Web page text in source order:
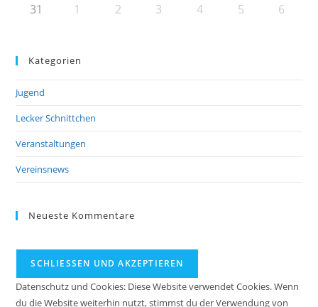
31 1 2 3 4 5 6
Kategorien
Jugend
Lecker Schnittchen
Veranstaltungen
Vereinsnews
Neueste Kommentare
Datenschutz und Cookies: Diese Website verwendet Cookies. Wenn
du die Website weiterhin nutzt, stimmst du der Verwendung von